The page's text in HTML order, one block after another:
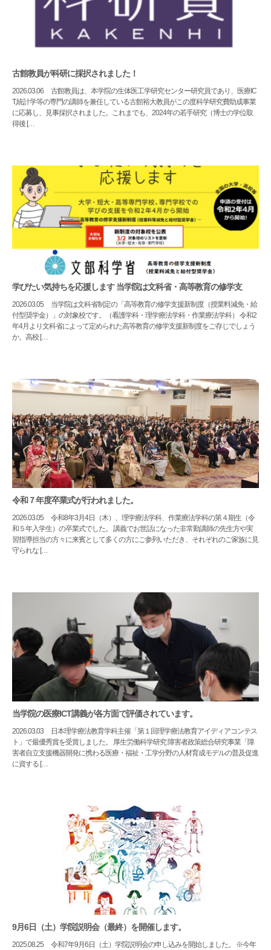
古館教員が科研に採択されました！
2026.03.06
古館教員は、本学院の生体医工学研究センター研究員であり、医療IC
T,統計学等の専門の講師を兼任している古館裕大教員がこの度科学研究費助成事業
に応募し、見事採択されました。これまでも、2024年の若手研究（博士の学位取
得後 […
学びたい気持ちを応援します 当学院は文科省・高等教育の修学支
2026.03.05
当学院は文科省制定の「高等教育の修学支援新制度（授業料減免・給
付型奨学金）」の対象校です。（看護学科・理学療法学科・作業療法学科） 令和2
年4月より文科省によって定められた高等教育の修学支援新制度をご存じでしょう
か。高校 […
令和７年度卒業式が行われました。
2026.03.05
令和8年3月4日（木）、理学療法学科、作業療法学科の第４期生（令
和５年入学生）の卒業式でした。 講義でお世話になった非常勤講師の先生方や実
習指導担当の方々に来賓として多くの方にご参列いただき、それぞれのご家族に見
守られな […
当学院の医療ICT講義が各方面で評価されています。
2026.03.03
日本理学療法教育学科主催「第１回理学療法教育アイディアコンテス
ト」で最優秀賞を受賞しました。 厚生労働科学研究 障害者政策総合研究事業「障
害者自立支援機器開発に携わる医療・福祉・工学分野の人材育成モデルの普及促進
に資する […
9月6日（土）学院説明会（最終）を開催します。
2025.08.25 令和7年9月6日（土）学院説明会の申し込みを開始しました。 ※今年